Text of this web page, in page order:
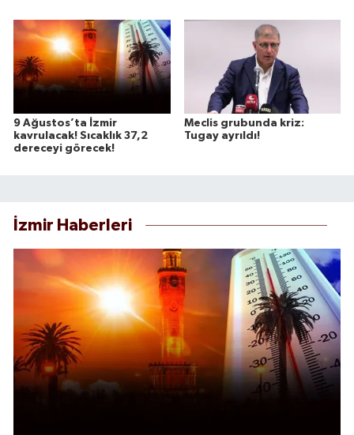
9 Ağustos’ta İzmir
kavrulacak! Sıcaklık 37,2
dereceyi görecek!
Meclis grubunda kriz:
Tugay ayrıldı!
İzmir Haberleri